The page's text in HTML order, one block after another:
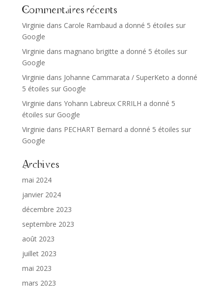
Commentaires récents
Virginie dans Carole Rambaud a donné 5 étoiles sur
Google
Virginie dans magnano brigitte a donné 5 étoiles sur
Google
Virginie dans Johanne Cammarata / SuperKeto a donné
5 étoiles sur Google
Virginie dans Yohann Labreux CRRILH a donné 5
étoiles sur Google
Virginie dans PECHART Bernard a donné 5 étoiles sur
Google
Archives
mai 2024
janvier 2024
décembre 2023
septembre 2023
août 2023
juillet 2023
mai 2023
mars 2023